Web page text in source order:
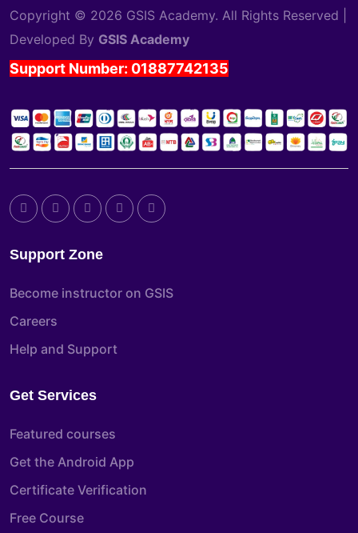
Copyright © 2026 GSIS Academy. All Rights Reserved |
Developed By GSIS Academy
Support Number: 01887742135
Support Zone
Become instructor on GSIS
Careers
Help and Support
Get Services
Featured courses
Get the Android App
Certificate Verification
Free Course